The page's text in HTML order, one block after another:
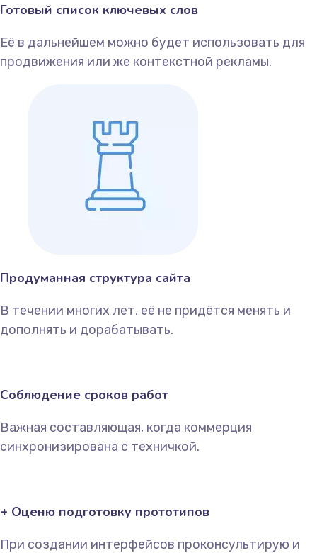
Готовый список ключевых слов
Её в дальнейшем можно будет использовать для
продвижения или же контекстной рекламы.
Продуманная структура сайта
В течении многих лет, её не придётся менять и
дополнять и дорабатывать.
Соблюдение сроков работ
Важная составляющая, когда коммерция
синхронизирована с техничкой.
+ Оценю подготовку прототипов
При создании интерфейсов проконсультирую и